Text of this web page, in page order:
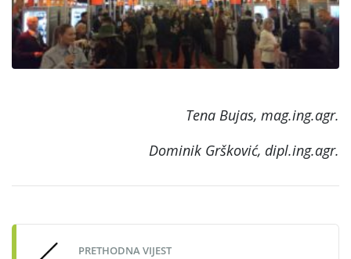
Tena Bujas, mag.ing.agr.
Dominik Gršković, dipl.ing.agr.
navigation
PRETHODNA VIJEST